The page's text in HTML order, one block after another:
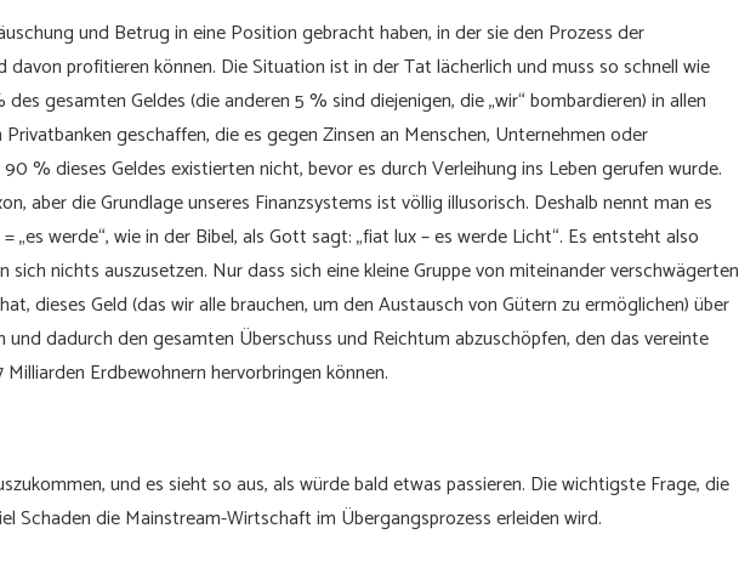
und Betrug in eine Position gebracht haben, in der sie den Prozess der
profitieren können. Die Situation ist in der Tat lächerlich und muss so schnell wie
gesamten Geldes (die anderen 5 % sind diejenigen, die „wir“ bombardieren) in allen
geschaffen, die es gegen Zinsen an Menschen, Unternehmen oder
% dieses Geldes existierten nicht, bevor es durch Verleihung ins Leben gerufen wurde.
aber die Grundlage unseres Finanzsystems ist völlig illusorisch. Deshalb nennt man es
„es werde“, wie in der Bibel, als Gott sagt: „fiat lux – es werde Licht“. Es entsteht also
sich nichts auszusetzen. Nur dass sich eine kleine Gruppe von miteinander verschwägerten
dieses Geld (das wir alle brauchen, um den Austausch von Gütern zu ermöglichen) über
und dadurch den gesamten Überschuss und Reichtum abzuschöpfen, den das vereinte
Erdbewohnern hervorbringen können.
und es sieht so aus, als würde bald etwas passieren. Die wichtigste Frage, die
Schaden die Mainstream-Wirtschaft im Übergangsprozess erleiden wird.